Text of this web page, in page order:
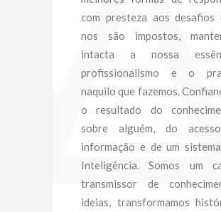
com presteza aos desafios
nos são impostos,
intacta a nossa
profissionalismo e o
naquilo que fazemos.
o resultado do
sobre alguém, do
informação e de um
Inteligência. Somos um
transmissor de
ideias, transformamos